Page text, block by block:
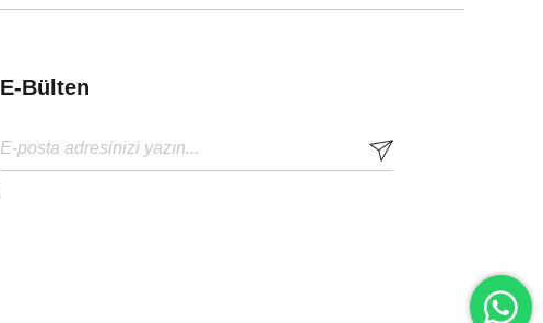
E-Bülten